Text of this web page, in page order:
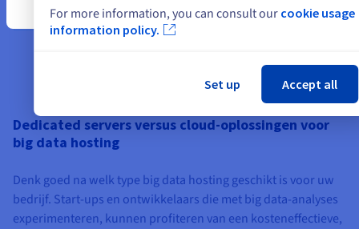
leveren.
Dedicated servers versus cloud-oplossingen voor
big data hosting
Denk goed na welk type big data hosting geschikt is voor uw
bedrijf. Start-ups en ontwikkelaars die met big data-analyses
experimenteren, kunnen profiteren van een kosteneffectieve,
For more information, you can consult our cookie usage
information policy.
Set up Accept all